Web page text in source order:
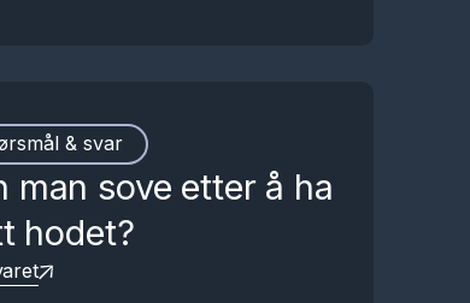
& svar
man sove etter å ha
hodet?